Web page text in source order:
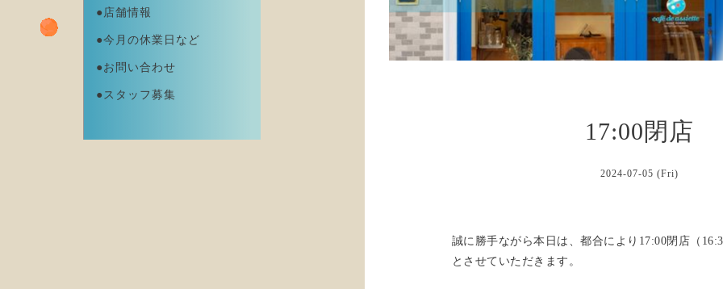
●店舗情報
●今月の休業日など
●お問い合わせ
●スタッフ募集
17:00閉店
2024-07-05 (Fri)
誠に勝手ながら本日は、都合により17:00閉店（
とさせていただきます。